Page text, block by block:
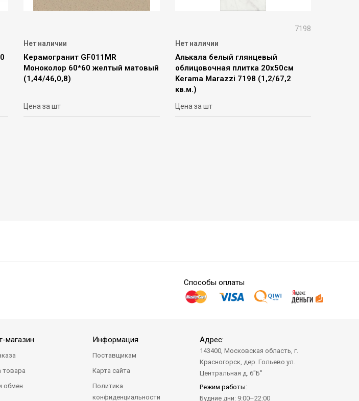
Нет наличии
Керамогранит GF011MR
Моноколор 60*60 желтый матовый
(1,44/46,0,8)
Цена за шт
7198
Нет наличии
Алькала белый глянцевый
облицовочная плитка 20х50см
Kerama Marazzi 7198 (1,2/67,2
кв.м.)
Цена за шт
Способы оплаты
магазин
товара
обмен
Информация
Поставщикам
Карта сайта
Политика
конфиденциальности
Адрес:
143400, Московская область, г.
Красногорск, дер. Гольево ул.
Центральная д. 6"Б"
Режим работы:
Будние дни: 9:00–22:00